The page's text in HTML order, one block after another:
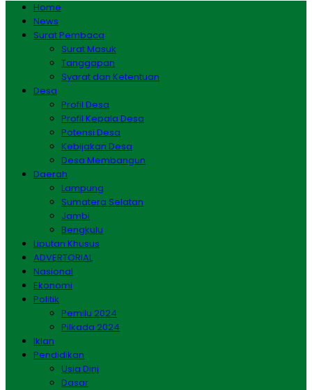
Home
News
Surat Pembaca
Surat Masuk
Tanggapan
Syarat dan Ketentuan
Desa
Profil Desa
Profil Kepala Desa
Potensi Desa
Kebijakan Desa
Desa Membangun
Daerah
Lampung
Sumatera Selatan
Jambi
Bengkulu
Liputan Khusus
ADVERTORIAL
Nasional
Ekonomi
Politik
Pemilu 2024
Pilkada 2024
Iklan
Pendidikan
Usia Dini
Dasar